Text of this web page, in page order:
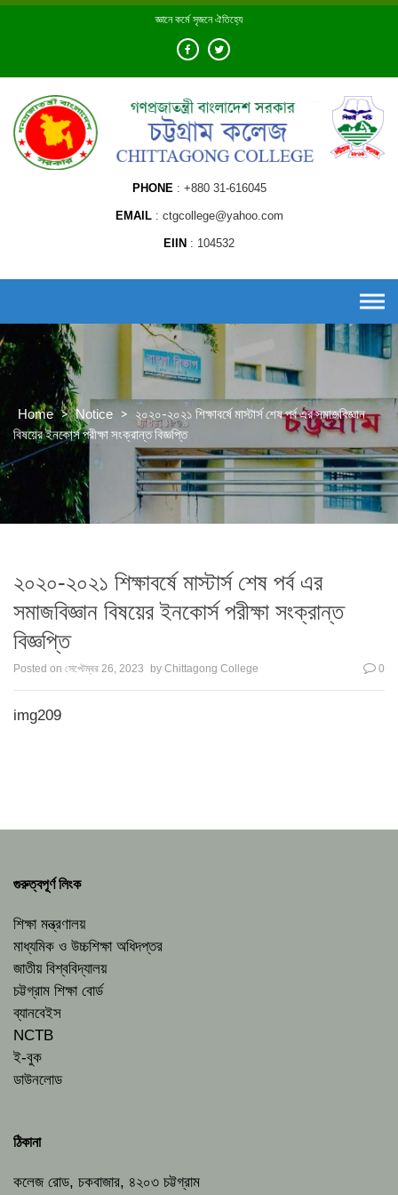
Skip
জ্ঞানে কর্মে সৃজনে ঐতিহ্যে
PHONE +880 31-616045
EMAIL ctgcollege@yahoo.com
EIIN 104532
Home > Notice > ২০২০-২০২১ শিক্ষাবর্ষে মাস্টার্স শেষ পর্ব এর সমাজবিজ্ঞান
বিষয়ের ইনকোর্স পরীক্ষা সংক্রান্ত বিজ্ঞপ্তি
২০২০-২০২১ শিক্ষাবর্ষে মাস্টার্স শেষ পর্ব এর
সমাজবিজ্ঞান বিষয়ের ইনকোর্স পরীক্ষা সংক্রান্ত
বিজ্ঞপ্তি
Posted on সেপ্টেম্বর 26, 2023 by Chittagong College 0
img209
গুরুত্বপূর্ণ লিংক
শিক্ষা মন্ত্রণালয়
মাধ্যমিক ও উচ্চশিক্ষা অধিদপ্তর
জাতীয় বিশ্ববিদ্যালয়
চট্টগ্রাম শিক্ষা বোর্ড
ব্যানবেইস
NCTB
ই-বুক
ডাউনলোড
ঠিকানা
কলেজ রোড, চকবাজার, ৪২০৩ চট্টগ্রাম